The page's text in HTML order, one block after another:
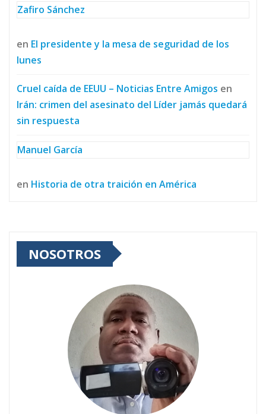
Zafiro Sánchez
en El presidente y la mesa de seguridad de los
lunes
Cruel caída de EEUU – Noticias Entre Amigos en
Irán: crimen del asesinato del Líder jamás quedará
sin respuesta
Manuel García
en Historia de otra traición en América
NOSOTROS